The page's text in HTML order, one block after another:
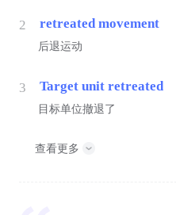
2 retreated movement
后退运动
3 Target unit retreated
目标单位撤退了
查看更多